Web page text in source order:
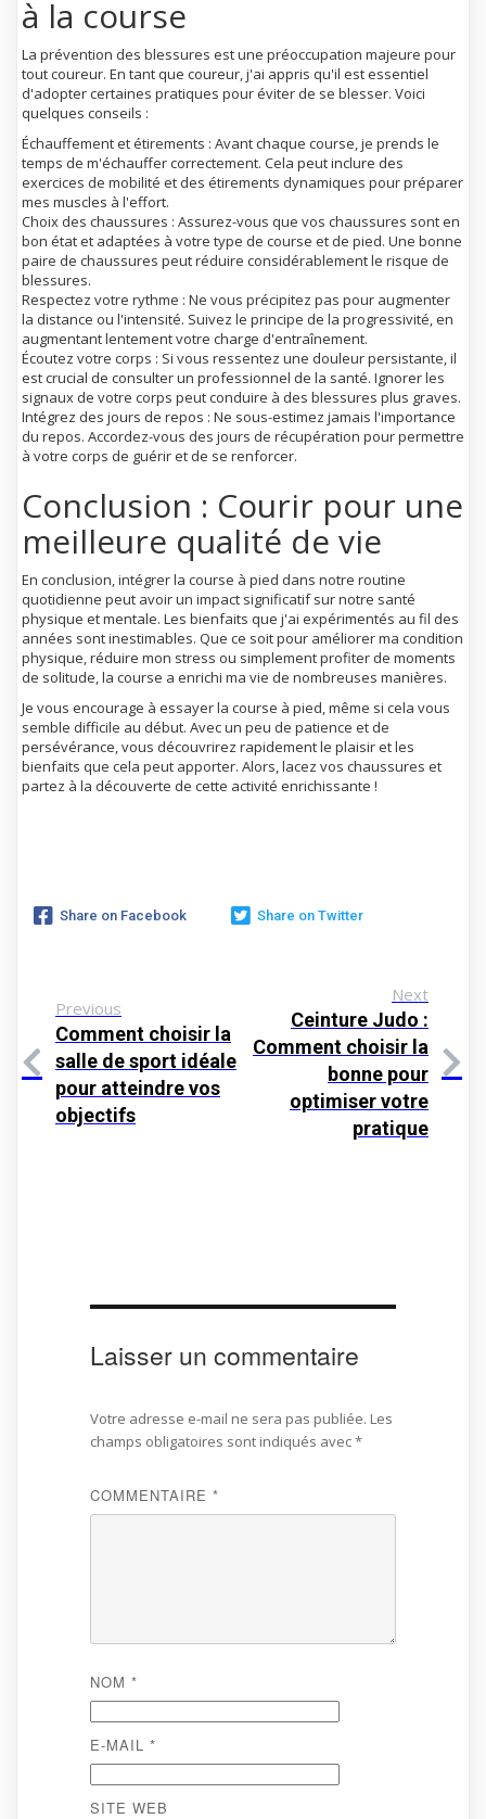
à la course
La prévention des blessures est une préoccupation majeure pour
tout coureur. En tant que coureur, j'ai appris qu'il est essentiel
d'adopter certaines pratiques pour éviter de se blesser. Voici
quelques conseils :
Échauffement et étirements : Avant chaque course, je prends le
temps de m'échauffer correctement. Cela peut inclure des
exercices de mobilité et des étirements dynamiques pour préparer
mes muscles à l'effort.
Choix des chaussures : Assurez-vous que vos chaussures sont en
bon état et adaptées à votre type de course et de pied. Une bonne
paire de chaussures peut réduire considérablement le risque de
blessures.
Respectez votre rythme : Ne vous précipitez pas pour augmenter
la distance ou l'intensité. Suivez le principe de la progressivité, en
augmentant lentement votre charge d'entraînement.
Écoutez votre corps : Si vous ressentez une douleur persistante, il
est crucial de consulter un professionnel de la santé. Ignorer les
signaux de votre corps peut conduire à des blessures plus graves.
Intégrez des jours de repos : Ne sous-estimez jamais l'importance
du repos. Accordez-vous des jours de récupération pour permettre
à votre corps de guérir et de se renforcer.
Conclusion : Courir pour une
meilleure qualité de vie
En conclusion, intégrer la course à pied dans notre routine
quotidienne peut avoir un impact significatif sur notre santé
physique et mentale. Les bienfaits que j'ai expérimentés au fil des
années sont inestimables. Que ce soit pour améliorer ma condition
physique, réduire mon stress ou simplement profiter de moments
de solitude, la course a enrichi ma vie de nombreuses manières.
Je vous encourage à essayer la course à pied, même si cela vous
semble difficile au début. Avec un peu de patience et de
persévérance, vous découvrirez rapidement le plaisir et les
bienfaits que cela peut apporter. Alors, lacez vos chaussures et
partez à la découverte de cette activité enrichissante !
Share on Facebook Share on Twitter
Previous
Comment choisir la
salle de sport idéale
pour atteindre vos
objectifs
Next
Ceinture Judo :
Comment choisir la
bonne pour
optimiser votre
pratique
Laisser un commentaire
Votre adresse e-mail ne sera pas publiée. Les
champs obligatoires sont indiqués avec*
COMMENTAIRE *
NOM *
E-MAIL *
SITE WEB